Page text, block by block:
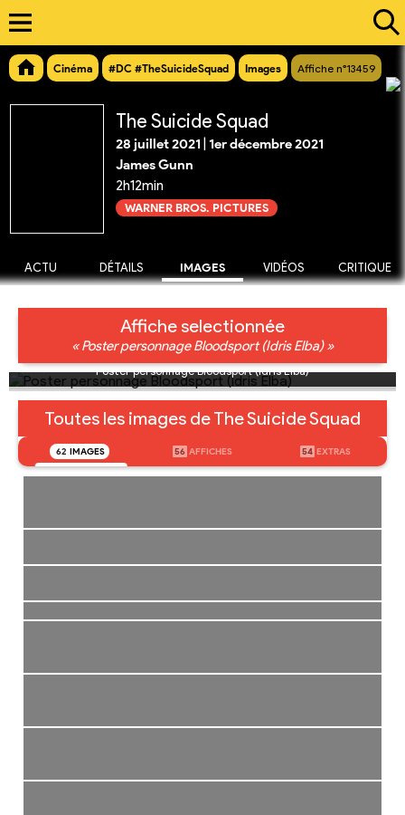
Cinéma #DC #TheSuicideSquad Images Affiche n°13459
The Suicide Squad
28 juillet 2021 1er décembre 2021
James Gunn
2h12min
WARNER BROS. PICTURES
ACTU DÉTAILS IMAGES VIDÉOS CRITIQUE
Affiche selectionnée
« Poster personnage Bloodsport (Idris Elba) »
Poster personnage Bloodsport (Idris Elba)
Toutes les images de The Suicide Squad
62 IMAGES 56 AFFICHES 54 EXTRAS